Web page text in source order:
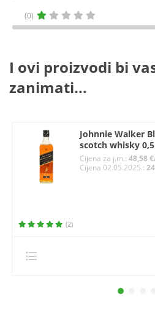
(0)
I ovi proizvodi bi
zanimati...
Johnnie Walker
scotch whisky
Cijena za j.m.:48,58
Cijena 02.05.2025.:
(2)